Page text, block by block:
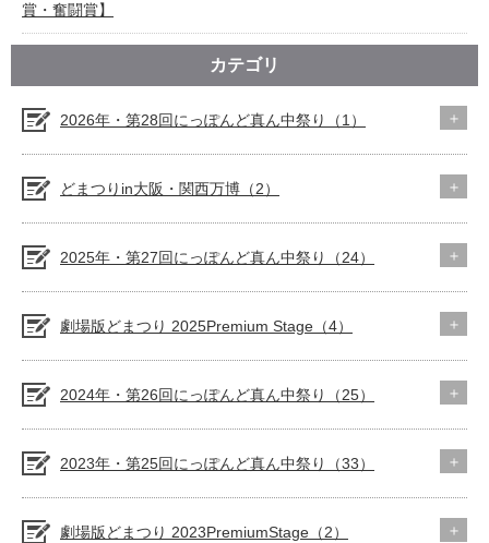
賞・奮闘賞】
カテゴリ
2026年・第28回にっぽんど真ん中祭り（1）
どまつりin大阪・関西万博（2）
2025年・第27回にっぽんど真ん中祭り（24）
劇場版どまつり 2025Premium Stage（4）
2024年・第26回にっぽんど真ん中祭り（25）
2023年・第25回にっぽんど真ん中祭り（33）
劇場版どまつり 2023PremiumStage（2）